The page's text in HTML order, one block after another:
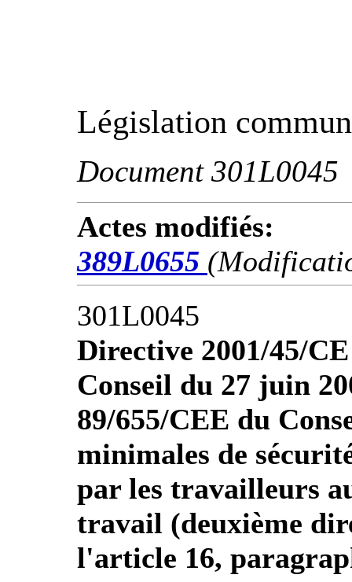
Législation
Document 301L0045
Actes modifiés:
389L0655
301L0045
Directive 2001/45/
Conseil du 27 juin
89/655/CEE du
minimales de
par les travailleurs
travail (deuxième
l'article 16,